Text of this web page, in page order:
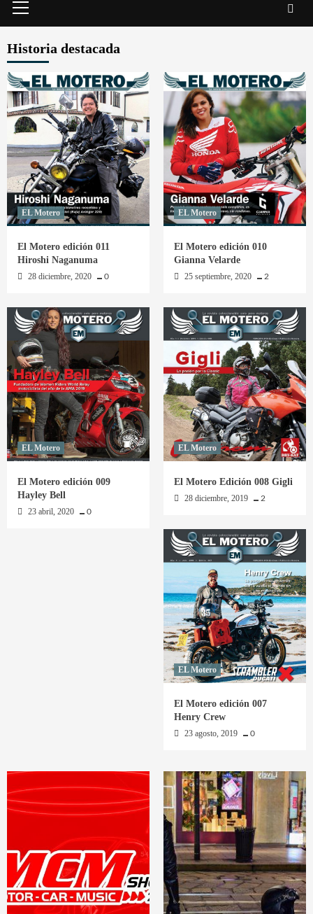
principal
Historia destacada
EL Motero
El Motero edición 011
Hiroshi Naganuma
28 diciembre, 2020 0
EL Motero
El Motero edición 010
Gianna Velarde
25 septiembre, 2020 2
EL Motero
El Motero edición 009
Hayley Bell
23 abril, 2020 0
EL Motero
El Motero Edición 008 Gigli
28 diciembre, 2019 2
EL Motero
El Motero edición 007
Henry Crew
23 agosto, 2019 0